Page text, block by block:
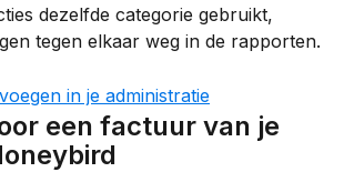
dezelfde categorie gebruikt,
tegen elkaar weg in de rapporten.
een factuur van je